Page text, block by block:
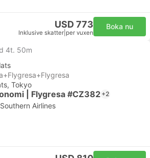
USD 773
Inklusive skatter per vuxen
Boka nu
4t. 50m
Tokyo
| Flygresa #CZ382 +2
Airlines